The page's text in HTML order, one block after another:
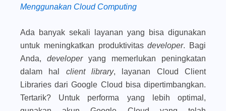
Menggunakan Cloud Computing
Ada banyak sekali layanan yang bisa digunakan
untuk meningkatkan produktivitasdeveloper. Bagi
Anda, developer yang memerlukan peningkatan
dalam hal client library, layanan Cloud Client
Libraries dari Google Cloud bisa dipertimbangkan.
Tertarik? Untuk performa yang lebih optimal,